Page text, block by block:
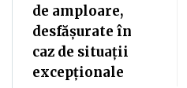
de amploare,
desfășurate în
caz de situații
excepționale